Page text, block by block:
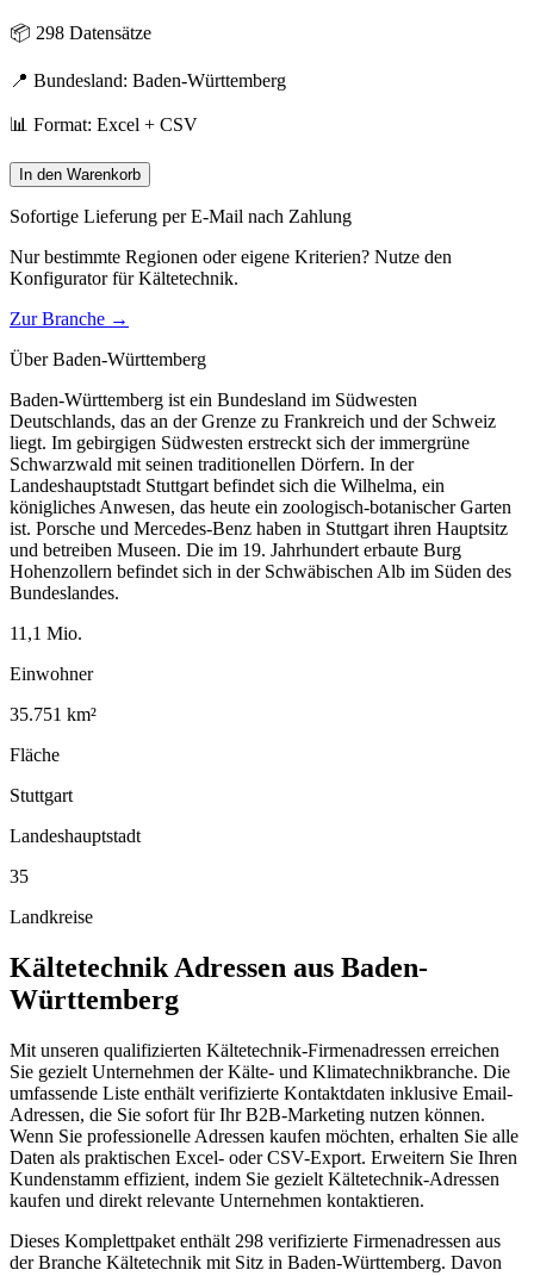
📦 298 Datensätze
📍 Bundesland: Baden-Württemberg
📊 Format: Excel + CSV
In den Warenkorb
Sofortige Lieferung per E-Mail nach Zahlung
Nur bestimmte Regionen oder eigene Kriterien? Nutze den
Konfigurator fürKältetechnik.
Zur Branche →
ÜberBaden-Württemberg
Baden-Württemberg ist ein Bundesland im Südwesten
Deutschlands, das an der Grenze zu Frankreich und der Schweiz
liegt. Im gebirgigen Südwesten erstreckt sich der immergrüne
Schwarzwald mit seinen traditionellen Dörfern. In der
Landeshauptstadt Stuttgart befindet sich die Wilhelma, ein
königliches Anwesen, das heute ein zoologisch-botanischer Garten
ist. Porsche und Mercedes-Benz haben in Stuttgart ihren Hauptsitz
und betreiben Museen. Die im 19. Jahrhundert erbaute Burg
Hohenzollern befindet sich in der Schwäbischen Alb im Süden des
Bundeslandes.
11,1 Mio.
Einwohner
35.751 km²
Fläche
Stuttgart
Landeshauptstadt
35
Landkreise
Kältetechnik Adressen aus Baden-
Württemberg
Mit unseren qualifizierten Kältetechnik-Firmenadressen erreichen
Sie gezielt Unternehmen der Kälte- und Klimatechnikbranche. Die
umfassende Liste enthält verifizierte Kontaktdaten inklusive Email-
Adressen, die Sie sofort für Ihr B2B-Marketing nutzen können.
Wenn Sie professionelle Adressen kaufen möchten, erhalten Sie alle
Daten als praktischen Excel- oder CSV-Export. Erweitern Sie Ihren
Kundenstamm effizient, indem Sie gezielt Kältetechnik-Adressen
kaufen und direkt relevante Unternehmen kontaktieren.
Dieses Komplettpaket enthält 298 verifizierte Firmenadressen aus
der Branche Kältetechnik mit Sitz in Baden-Württemberg. Davon